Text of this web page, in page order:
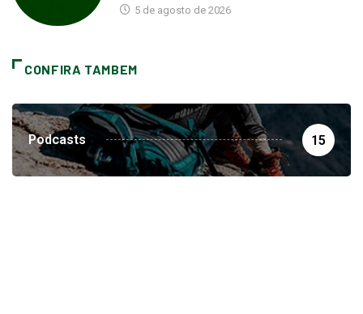
5 de agosto de 2026
CONFIRA TAMBEM
Podcasts 15